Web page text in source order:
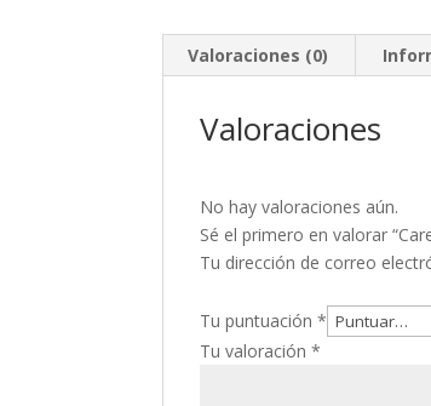
Valoraciones (0)
Valoraciones
No hay valoraciones aún.
Sé el primero en valorar
Tu dirección de correo
Tu puntuación*
Tu valoración*